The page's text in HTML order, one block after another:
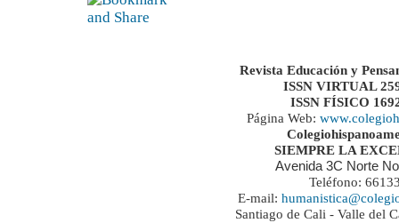
Revista Educación y
ISSN VIRTUAL
ISSN FÍSICO
Página Web:
SIEMPRE LA
Avenida 3C Norte
Teléfono:
E-mail:
Santiago de Cali - Valle del